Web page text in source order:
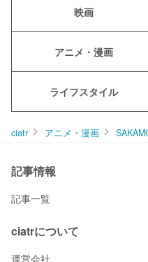
映画
アニメ・漫画
ライフスタイル
ciatr アニメ・漫画
記事情報
記事一覧
ciatrについて
運営会社